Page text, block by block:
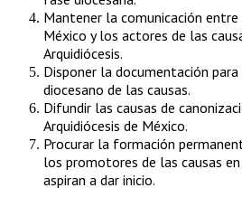
Mantener la comunicación
México y los actores de las
Arquidiócesis.
Disponer la documentación
diocesano de las causas.
Difundir las causas de
Arquidiócesis de México.
Procurar la formación
los promotores de las causas
aspiran a dar inicio.